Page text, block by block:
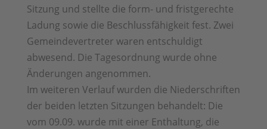
Sitzung und stellte die form- und fristgerechte
Ladung sowie die Beschlussfähigkeit fest. Zwei
Gemeindevertreter waren entschuldigt
abwesend. Die Tagesordnung wurde ohne
Änderungen angenommen.
Im weiteren Verlauf wurden die Niederschriften
der beiden letzten Sitzungen behandelt: Die
vom 09.09. wurde mit einer Enthaltung, die